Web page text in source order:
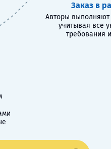
Заказ в
Авторы выполняют
учитывая все
требования